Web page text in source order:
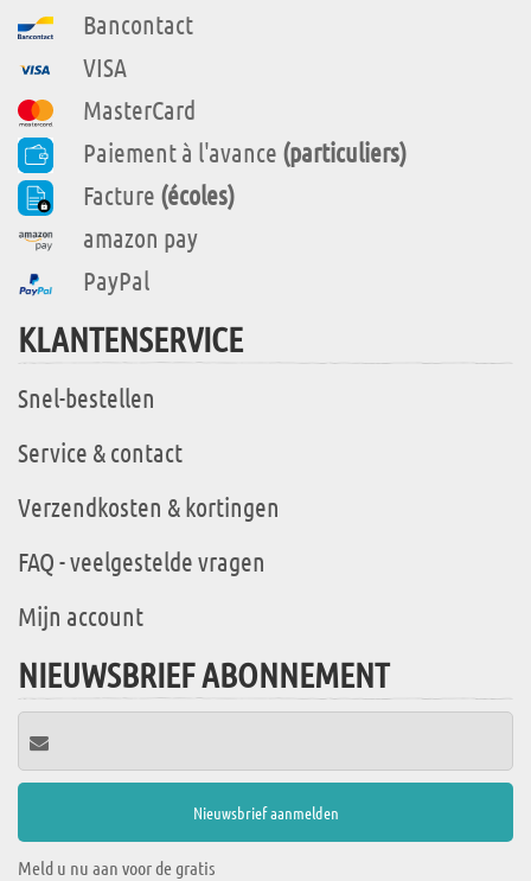
Bancontact
VISA
MasterCard
Paiement à l'avance (particuliers)
Facture (écoles)
amazon pay
PayPal
KLANTENSERVICE
Snel-bestellen
Service & contact
Verzendkosten & kortingen
FAQ - veelgestelde vragen
Mijn account
NIEUWSBRIEF ABONNEMENT
Meld u nu aan voor de gratis